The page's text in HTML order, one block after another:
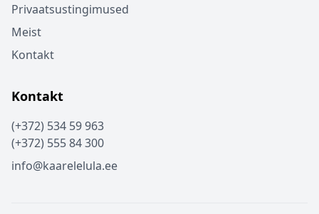
Privaatsustingimused
Meist
Kontakt
Kontakt
(+372) 534 59 963
(+372) 555 84 300
info@kaarelelula.ee